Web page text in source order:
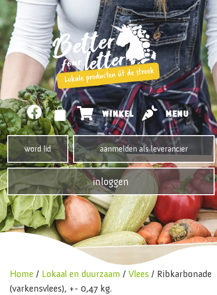
WINKEL MENU
word lid aanmelden als leverancier
inloggen
Home / Lokaal en duurzaam / Vlees / Ribkarbonade
(varkensvlees), +- 0,47 kg.